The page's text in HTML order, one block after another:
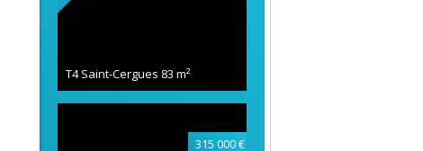
T4 Saint-Cergues 83 m²
315 000 €